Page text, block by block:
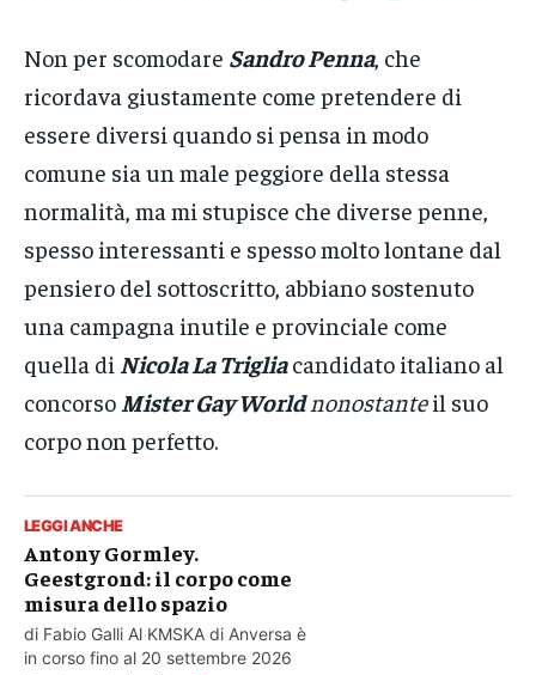
Non per scomodare Sandro Penna, che
ricordava giustamente come pretendere di
essere diversi quando si pensa in modo
comune sia un male peggiore della stessa
normalità, ma mi stupisce che diverse penne,
spesso interessanti e spesso molto lontane dal
pensiero del sottoscritto, abbiano sostenuto
una campagna inutile e provinciale come
quella di Nicola La Trigliacandidato italiano al
concorso Mister Gay Worldnonostanteil suo
corpo non perfetto.
LEGGI ANCHE
Antony Gormley.
Geestgrond: il corpo come
misura dello spazio
di Fabio Galli Al KMSKA di Anversa è
in corso fino al 20 settembre 2026